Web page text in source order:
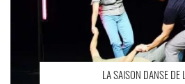
LA SAISON DANSE DE